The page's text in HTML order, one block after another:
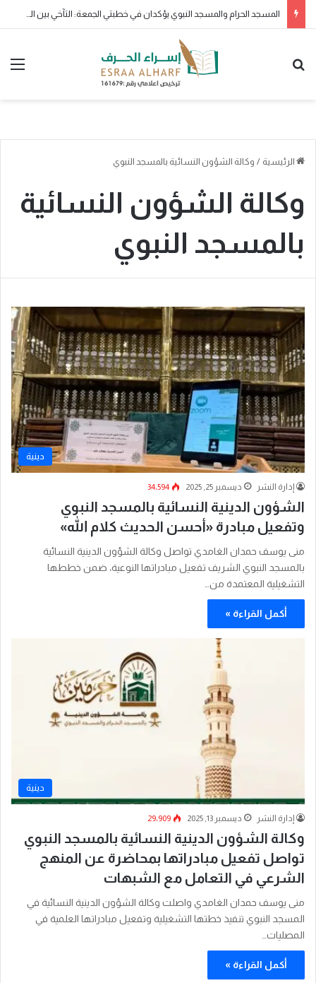
المسجد الحرام والمسجد النبوي يؤكدان في خطبتي الجمعة: التآخي بين المسلمين سبيل القوة.. والتمسك بالكتاب والسنة طريق السعادة
الرئيسية / وكالة الشؤون النسائية بالمسجد النبوي
وكالة الشؤون النسائية
بالمسجد النبوي
دينية
إدارة النشر ديسمبر 25, 2025 34٬594
الشؤون الدينية النسائية بالمسجد النبوي
وتفعيل مبادرة «أحسن الحديث كلام الله»
منى يوسف حمدان الغامدي تواصل وكالة الشؤون الدينية النسائية
بالمسجد النبوي الشريف تفعيل مبادراتها النوعية، ضمن خططها
التشغيلية المعتمدة من…
أكمل القراءة »
دينية
إدارة النشر ديسمبر 13, 2025 29٬909
وكالة الشؤون الدينية النسائية بالمسجد النبوي
تواصل تفعيل مبادراتها بمحاضرة عن المنهج
الشرعي في التعامل مع الشبهات
منى يوسف حمدان الغامدي واصلت وكالة الشؤون الدينية النسائية في
المسجد النبوي تنفيذ خطتها التشغيلية وتفعيل مبادراتها العلمية في
المصليات…
أكمل القراءة »